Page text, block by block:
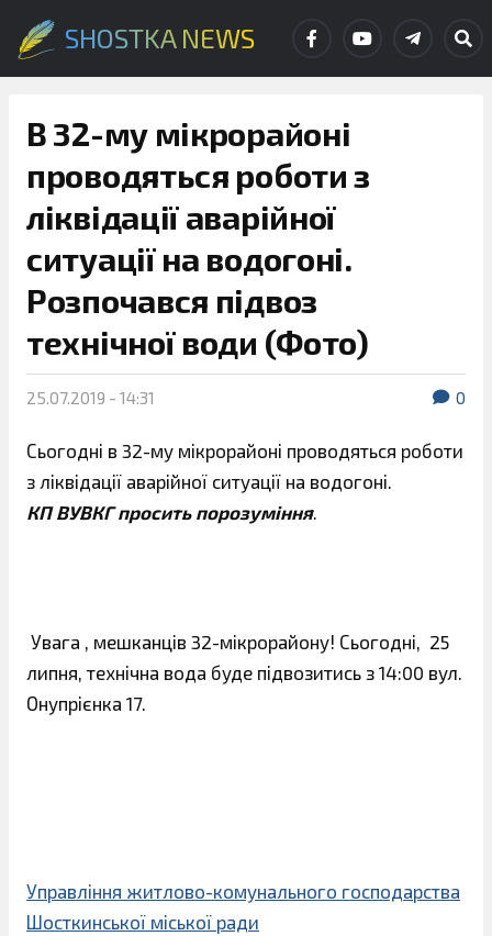
SHOSTKA NEWS
В 32-му мікрорайоні
проводяться роботи з
ліквідації аварійної
ситуації на водогоні.
Розпочався підвоз
технічної води (Фото)
25.07.2019 - 14:31 0
Сьогодні в 32-му мікрорайоні проводяться роботи
з ліквідації аварійної ситуації на водогоні.
КП ВУВКГ просить порозуміння.
Увага , мешканців 32-мікрорайону! Сьогодні, 25
липня, технічна вода буде підвозитись з 14:00 вул.
Онупрієнка 17.
Управління житлово-комунального господарства
Шосткинської міської ради